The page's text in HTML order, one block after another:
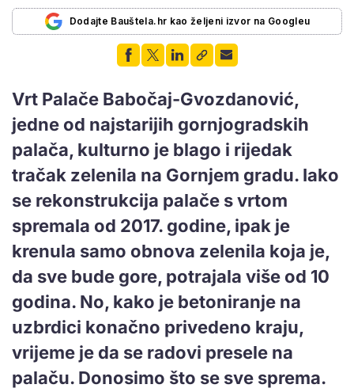
Dodajte Bauštela.hr kao željeni izvor na Googleu
Vrt Palače Babočaj-Gvozdanović,
jedne od najstarijih gornjogradskih
palača, kulturno je blago i rijedak
tračak zelenila na Gornjem gradu. Iako
se rekonstrukcija palače s vrtom
spremala od 2017. godine, ipak je
krenula samo obnova zelenila koja je,
da sve bude gore, potrajala više od 10
godina. No, kako je betoniranje na
uzbrdici konačno privedeno kraju,
vrijeme je da se radovi presele na
palaču. Donosimo što se sve sprema.